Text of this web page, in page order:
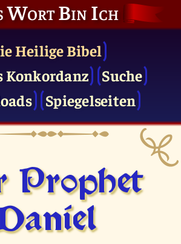
Wort Bin Ich
Heilige Bibel
Konkordanz
Suche
Spiegelseiten
Prophet